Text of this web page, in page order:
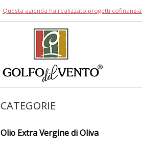
Questa azienda ha realizzato progetti
CATEGORIE
Olio Extra Vergine di Oliva